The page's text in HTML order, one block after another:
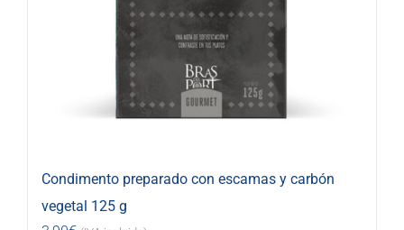
Condimento preparado con escamas y carbón
vegetal 125 g